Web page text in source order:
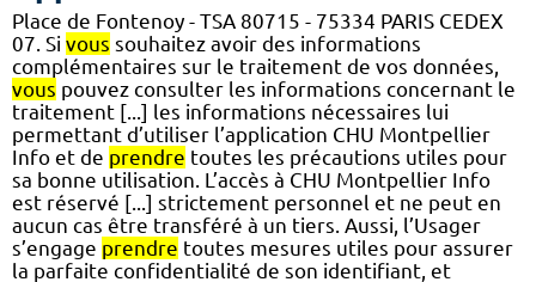
Place de Fontenoy - TSA 80715 - 75334 PARIS CEDEX
07. Si vous souhaitez avoir des informations
complémentaires sur le traitement de vos données,
vous pouvez consulter les informations concernant le
traitement [...] les informations nécessaires lui
permettant d’utiliser l’application CHU Montpellier
Info et de prendre toutes les précautions utiles pour
sa bonne utilisation. L’accès à CHU Montpellier Info
est réservé [...] strictement personnel et ne peut en
aucun cas être transféré à un tiers. Aussi, l’Usager
s’engage prendre toutes mesures utiles pour assurer
la parfaite confidentialité de son identifiant, et